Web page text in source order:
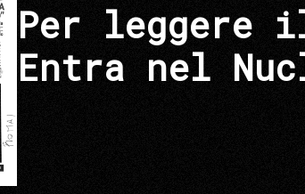
Per leggere
Entra nel